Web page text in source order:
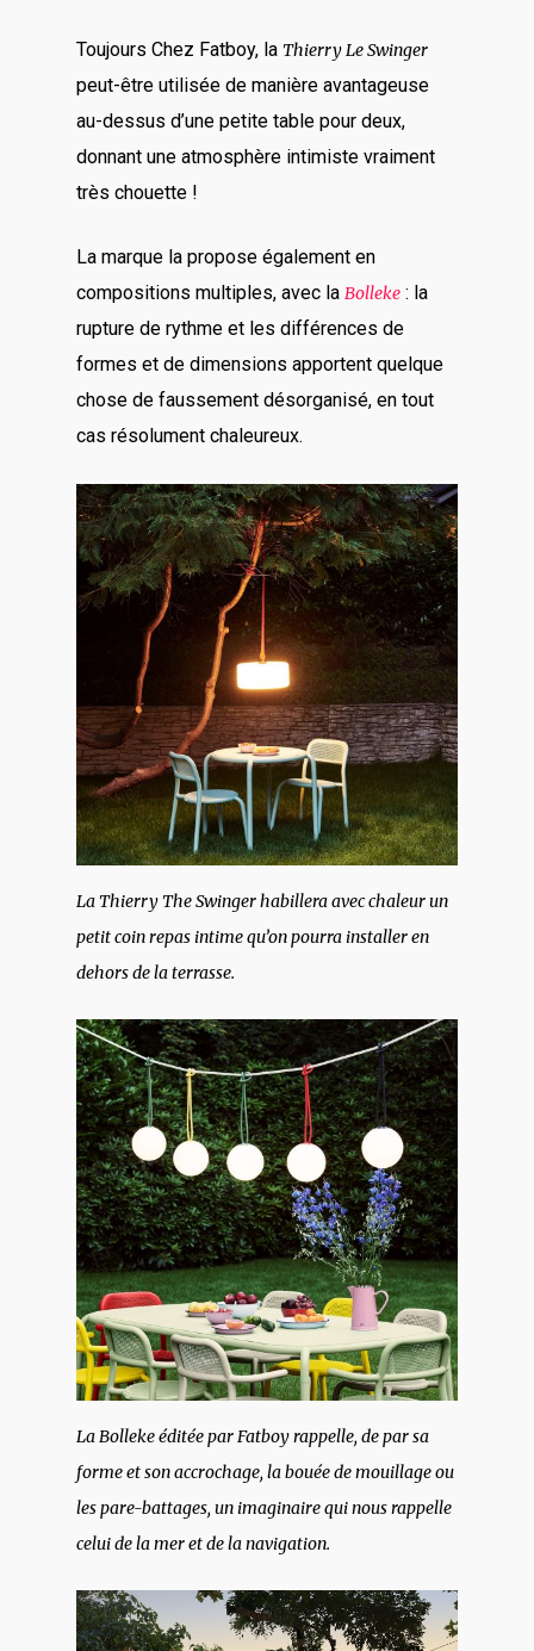
Toujours Chez Fatboy, la Thierry Le Swinger
peut-être utilisée de manière avantageuse
au-dessus d’une petite table pour deux,
donnant une atmosphère intimiste vraiment
très chouette !
La marque la propose également en
compositions multiples, avec la Bolleke : la
rupture de rythme et les différences de
formes et de dimensions apportent quelque
chose de faussement désorganisé, en tout
cas résolument chaleureux.
La Thierry The Swinger habillera avec chaleur un
petit coin repas intime qu’on pourra installer en
dehors de la terrasse.
La Bolleke éditée par Fatboy rappelle, de par sa
forme et son accrochage, la bouée de mouillage ou
les pare-battages, un imaginaire qui nous rappelle
celui de la mer et de la navigation.